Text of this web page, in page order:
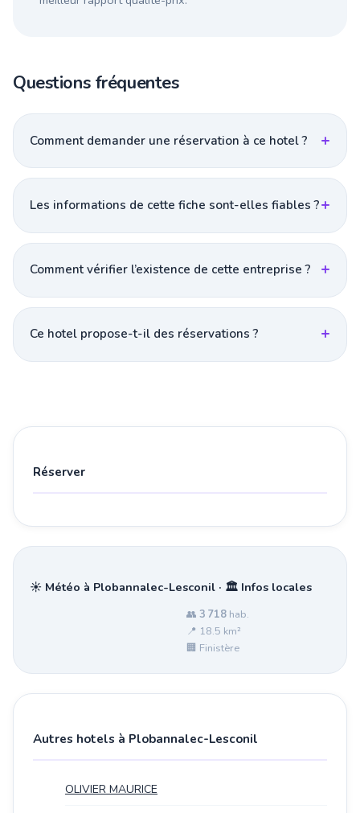
Questions fréquentes
Comment demander une réservation à ce hotel ?
Les informations de cette fiche sont-elles fiables ?
Comment vérifier l’existence de cette entreprise ?
Ce hotel propose-t-il des réservations ?
Réserver
☀️ Météo à Plobannalec-Lesconil · 🏛️ Infos locales
👥 3 718 hab.
📍 18.5 km²
🏢 Finistère
Autres hotels à Plobannalec-Lesconil
OLIVIER MAURICE